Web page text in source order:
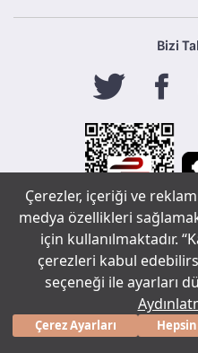
Çerezler, içeriği ve
medya özellikleri
için kullanılmaktadır.
çerezleri kabul
seçeneği ile ayarları
Çerez Ayarları
Bizi
2020 Tüm
hakları
Tefal
bir